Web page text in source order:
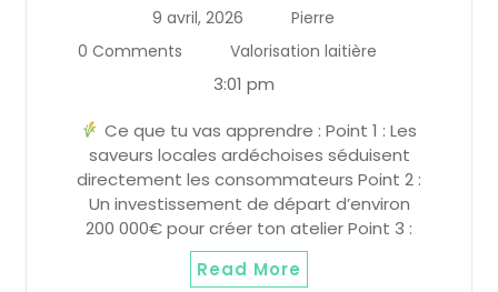
9 avril, 2026
Pierre
0 Comments
Valorisation laitière
3:01 pm
Ce que tu vas apprendre : Point 1 : Les
saveurs locales ardéchoises séduisent
directement les consommateurs Point 2 :
Un investissement de départ d’environ
200 000€ pour créer ton atelier Point 3 :
Read More